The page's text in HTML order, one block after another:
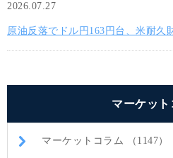
2026.07.27
原油反落でドル円163円台、米耐久
マーケット
マーケットコラム （1147）